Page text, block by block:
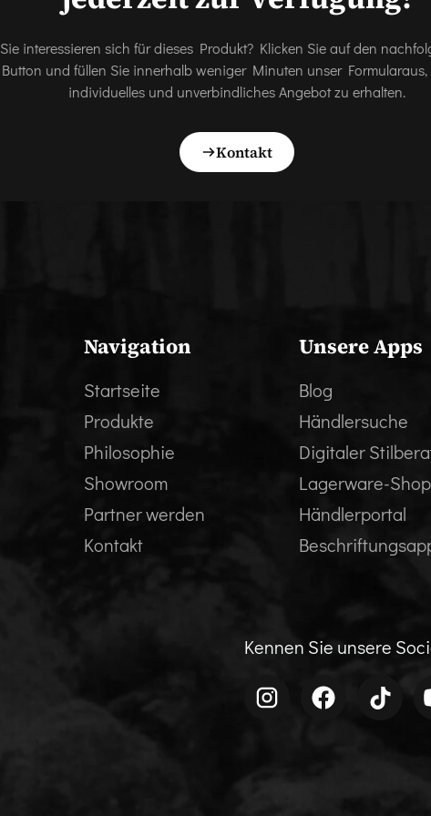
Sie interessieren sich für dieses Produkt? Klicken Sie auf den
Button und füllen Sie innerhalb weniger Minuten unser Formularaus,
individuelles und unverbindliches Angebot zu erhalten.
Kontakt
Navigation
Startseite
Produkte
Philosophie
Showroom
Partner werden
Kontakt
Unsere Apps
Blog
Händlersuche
Digitaler
Lagerware-Shop
Händlerportal
Kennen Sie unsere